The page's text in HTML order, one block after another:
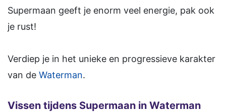
Supermaan geeft je enorm veel energie, pak ook
je rust!
Verdiep je in het unieke en progressieve karakter
van de Waterman.
Vissen tijdens Supermaan in Waterman